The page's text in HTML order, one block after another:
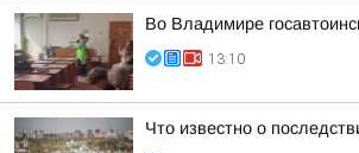
Во Владимире
13:10
Что известно о